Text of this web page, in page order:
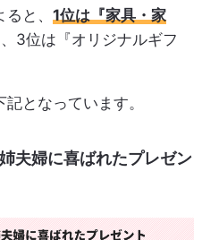
と、 1位は『家具・家
3位は『オリジナルギフ
となっています。
夫婦に喜ばれたプレゼン